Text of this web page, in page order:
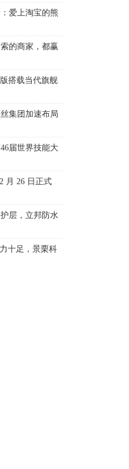
爱上淘宝的熊
的商家，都赢
搭载当代旗舰
集团加速布局
届世界技能大
月 26 日正式
层，立邦防水
十足，景栗科